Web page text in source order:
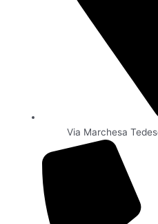
Via Marchesa